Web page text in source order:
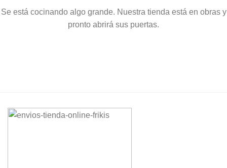
Se está cocinando algo grande. Nuestra tienda está en obras y
pronto abrirá sus puertas.